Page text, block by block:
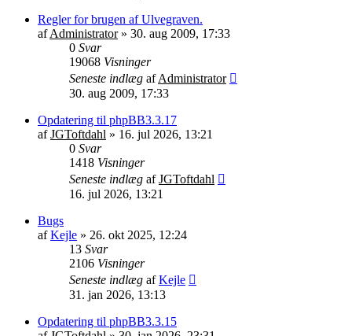
Regler for brugen af Ulvegraven.
afAdministrator» 30. aug 2009, 17:33
0 Svar
19068 Visninger
Seneste indlæg afAdministrator
30. aug 2009, 17:33
Opdatering til phpBB3.3.17
afJGToftdahl » 16. jul 2026, 13:21
0 Svar
1418 Visninger
Seneste indlæg afJGToftdahl
16. jul 2026, 13:21
Bugs
afKejle » 26. okt 2025, 12:24
13 Svar
2106 Visninger
Seneste indlæg afKejle
31. jan 2026, 13:13
Opdatering til phpBB3.3.15